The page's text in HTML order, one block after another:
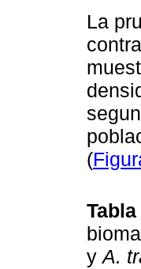
La
(
Tabla
yA.